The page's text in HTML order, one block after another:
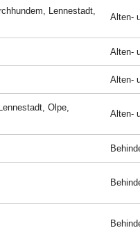
Lennestadt,
Alten-
Alten-
Alten-
Olpe,
Alten-